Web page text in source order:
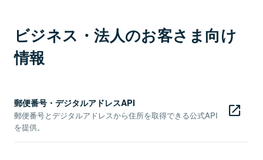
ビジネス・法人のお客さま向け
情報
郵便番号・デジタルアドレスAPI
郵便番号とデジタルアドレスから住所を取得できる公式API
を提供。